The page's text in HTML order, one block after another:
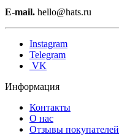
E-mail. hello@hats.ru
Instagram
Telegram
VK
Информация
Контакты
О нас
Отзывы покупателей